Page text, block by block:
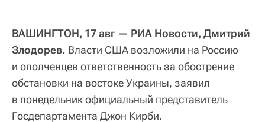
ВАШИНГТОН, 17 авг — РИА Новости, Дмитрий
Злодорев. Власти США возложили на Россию
и ополченцев ответственность за обострение
обстановки на востоке Украины, заявил
в понедельник официальный представитель
Госдепартамента Джон Кирби.